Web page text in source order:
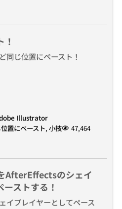
同じ位置にペースト！
Illustrator
置にペースト, 小技 47,464
のシェイ
ストする！
プレイヤーとしてペース